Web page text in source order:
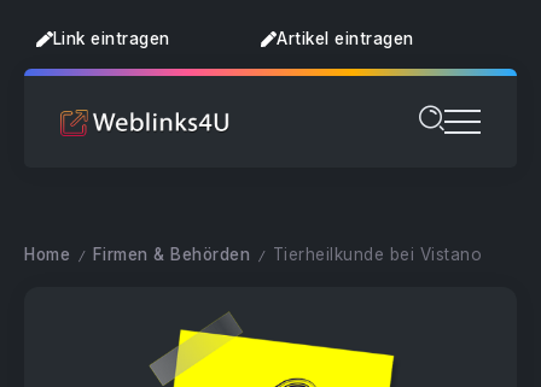
Link eintragen Artikel eintragen
Home / Firmen & Behörden / Tierheilkunde bei Vistano